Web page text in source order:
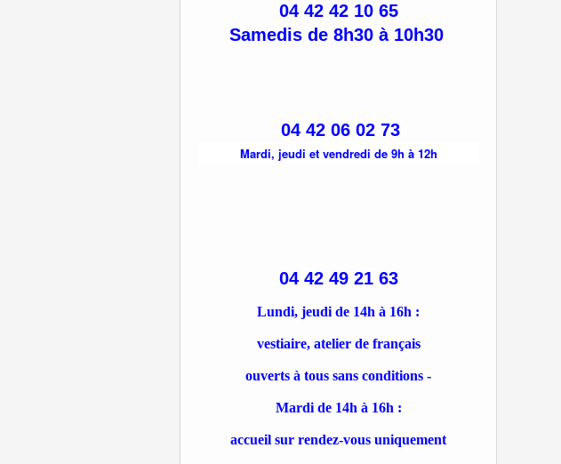
04 42 42 10 65
Samedis de 8h30 à 10h30
04 42 06 02 73
Mardi, jeudi et vendredi de 9h à 12h
04 42 49 21 63
Lundi, jeudi de 14h à 16h :
vestiaire, atelier de français
ouverts à tous sans conditions -
Mardi de 14h à 16h :
accueil sur rendez-vous uniquement